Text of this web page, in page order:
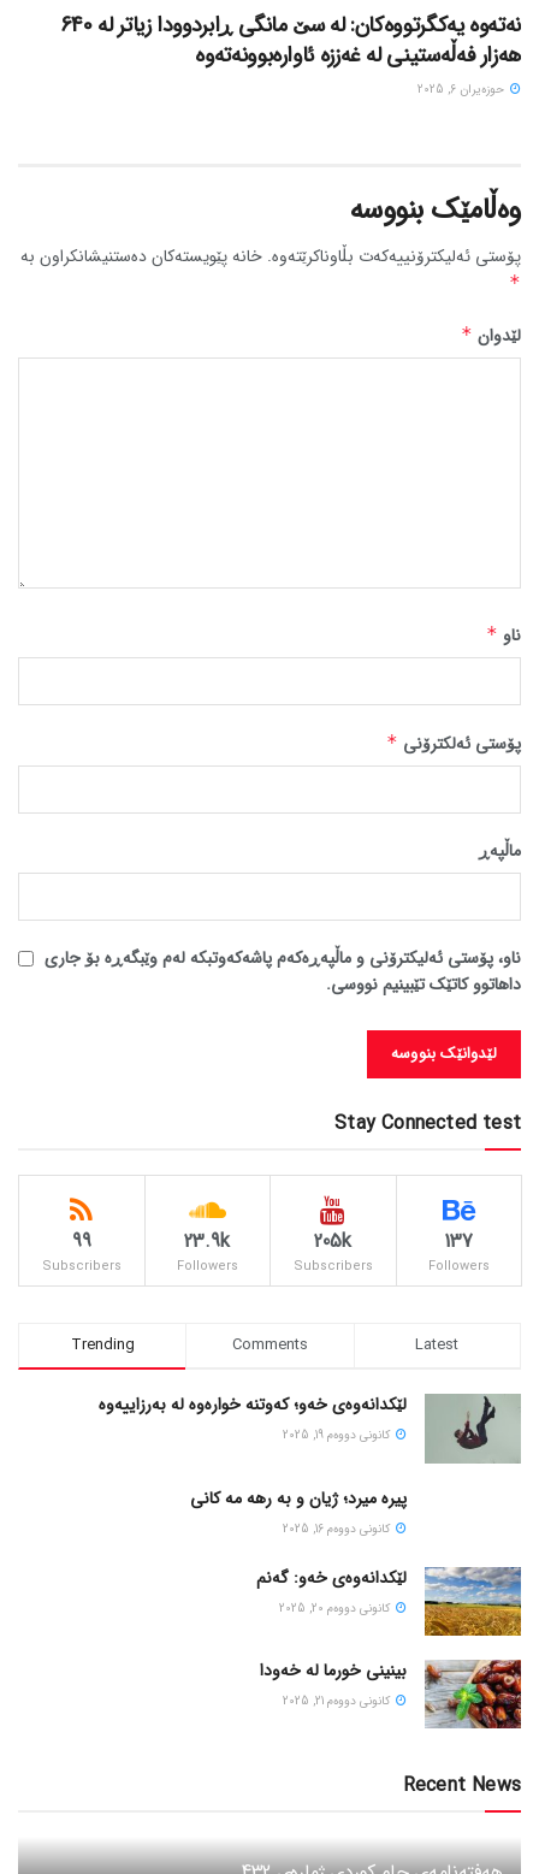
نەتەوە یەکگرتووەکان: لە سێ مانگی ڕابردوودا زیاتر لە 640
هەزار فەڵەستینی لە غەززە ئاوارەبوونەتەوە
حوزه‌یران 6, 2025
وەڵامێک بنووسە
پۆستی ئەلیکترۆنییەکەت بڵاوناکرێتەوە. خانە پێویستەکان دەستنیشانکراون بە
*
لێدوان *
ناو *
پۆستی ئەلکترۆنی *
ماڵپه‌ڕ
ناو، پۆستی ئەلیکترۆنی و ماڵپەڕەکەم پاشەکەوتبکە لەم وێبگەڕە بۆ جاری
داهاتوو کاتێک تێبینیم نووسی.
Stay Connected test
137
Followers
205k
Subscribers
23.9k
Followers
99
Subscribers
Trending Comments Latest
لێکدانەوەی خەو؛ کەوتنە خوارەوە لە بەرزاییەوە
كانونی دووه‌م 19, 2025
پیره میرد؛ ژیان و به رهه مه کانی
كانونی دووه‌م 16, 2025
لێکدانەوەی خەو: گەنم
كانونی دووه‌م 20, 2025
بینینی خورما لە خەودا
كانونی دووه‌م 21, 2025
Recent News